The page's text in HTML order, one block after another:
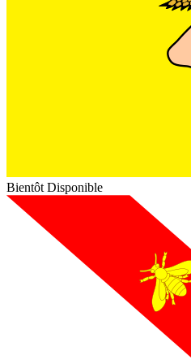
Bientôt Disponible